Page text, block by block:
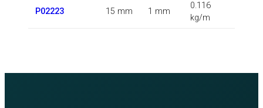
P02223 15 mm 1 mm
0.116
kg/m